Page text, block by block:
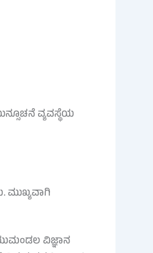
ವ್ಯವಸ್ಥೆಯ
ಮುಖ್ಯವಾಗಿ
ವಿಜ್ಞಾನ